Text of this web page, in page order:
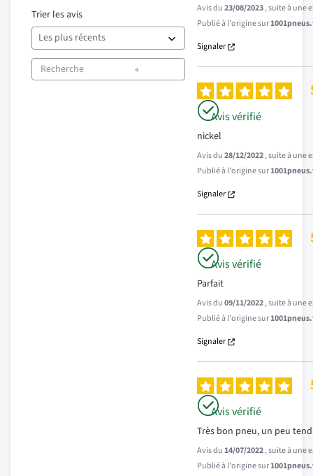
Trier les avis Avis du23/08/2023, suite à une
Publié à l'origine sur
Signaler
Avis vérifié
nickel
Avis du28/12/2022, suite à une
Publié à l'origine sur
Signaler
Avis vérifié
Parfait
Avis du09/11/2022, suite à une
Publié à l'origine sur
Signaler
Avis vérifié
Très bon pneu, un peu
Avis du14/07/2022, suite à une
Publié à l'origine sur